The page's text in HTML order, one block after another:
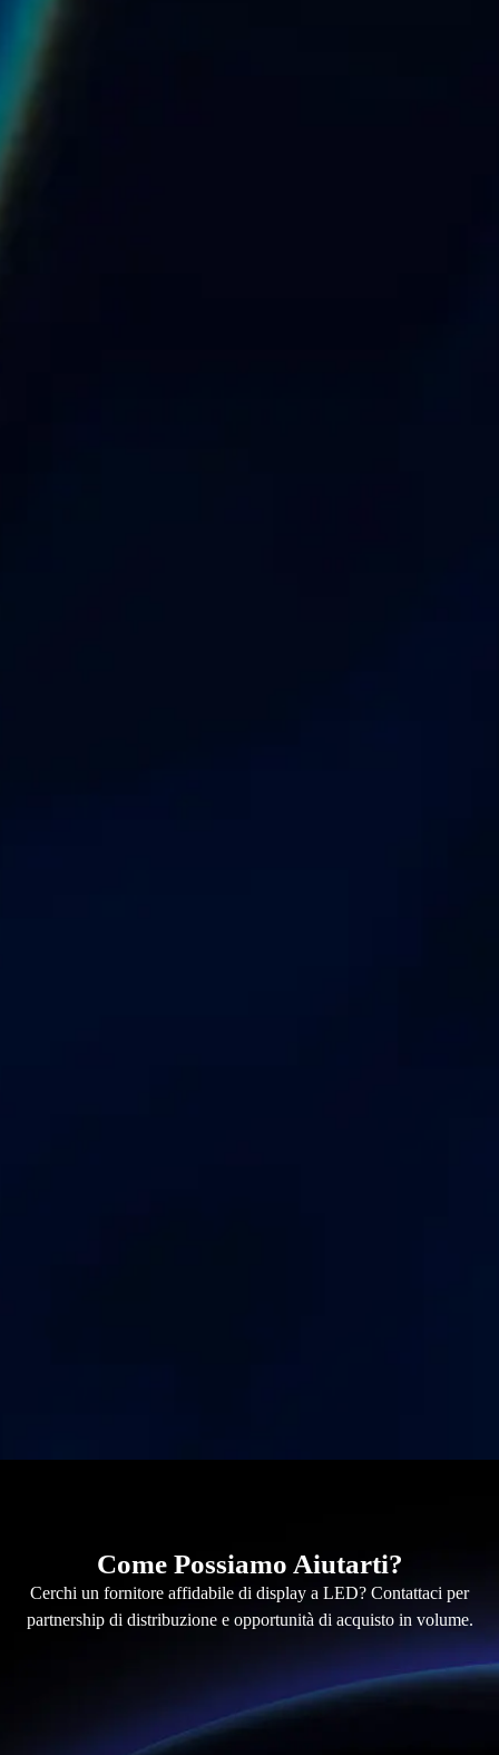
Come Possiamo Aiutarti?
Cerchi un fornitore affidabile di display a LED? Contattaci per
partnership di distribuzione e opportunità di acquisto in volume.